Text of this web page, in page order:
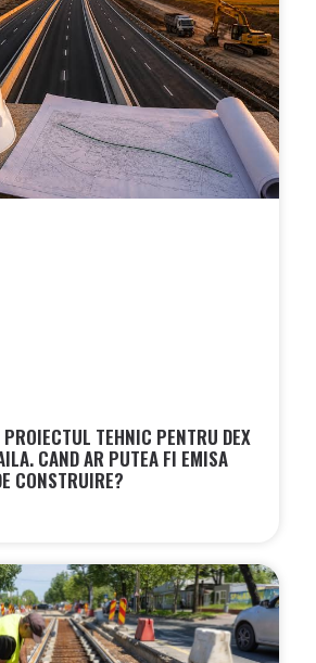
TEHNIC PENTRU DEX
CAND AR PUTEA FI EMISA
CONSTRUIRE?